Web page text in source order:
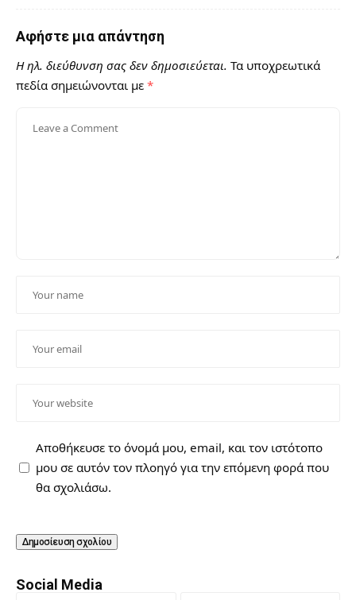
Αφήστε μια απάντηση
Η ηλ. διεύθυνση σας δεν δημοσιεύεται. Τα υποχρεωτικά
πεδία σημειώνονται με *
Αποθήκευσε το όνομά μου, email, και τον ιστότοπο
μου σε αυτόν τον πλοηγό για την επόμενη φορά που
θα σχολιάσω.
Social Media